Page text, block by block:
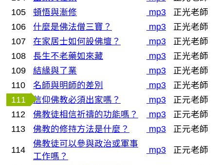
105
頓悟與漸修 mp3
正光老師
106
什麼是佛法僧三寶？ mp3
正光老師
107
在家居士如何設佛壇？ mp3
正光老師
108
長生不老藥如來藏 mp3
正光老師
109
結緣與了業 mp3
正光老師
110
名師與明師的差別 mp3
正光老師
111
信仰佛教必須出家嗎？ mp3
正元老師
112
佛教徒相信祈禱的功能嗎？ mp3
正元老師
113
佛教的修持方法是什麼？ mp3 正元老師
114
佛教徒可以參與政治或軍事
工作嗎？
mp3 正元老師